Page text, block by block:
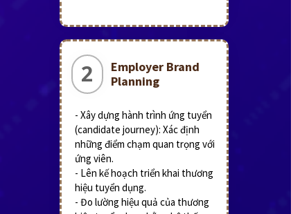
Employer Brand
Planning
- Xây dựng hành trình ứng tuyển
(candidate journey): Xác định
những điểm chạm quan trọng với
ứng viên.
- Lên kế hoạch triển khai thương
hiệu tuyển dụng.
- Đo lường hiệu quả của thương
2